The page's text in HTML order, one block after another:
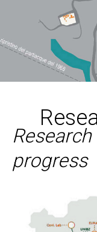
progress